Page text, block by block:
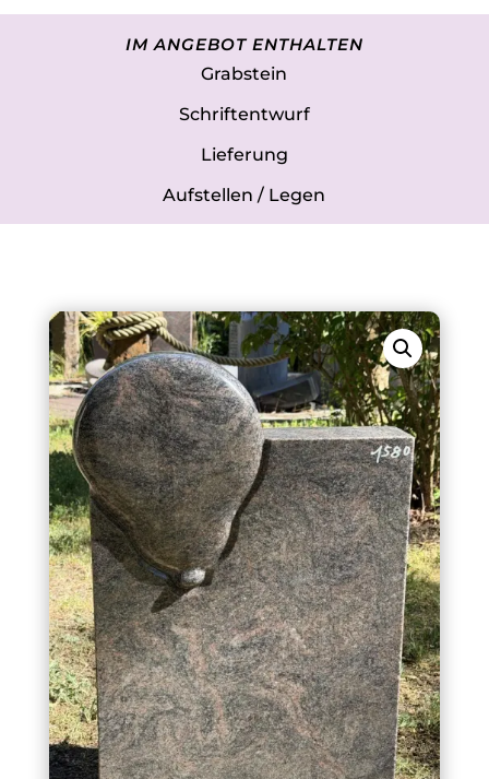
IM ANGEBOT ENTHALTEN
Grabstein
Schriftentwurf
Lieferung
Aufstellen / Legen